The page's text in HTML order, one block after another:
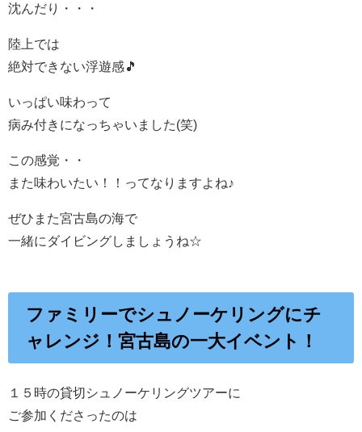
沈んだり・・・
陸上では
絶対できない浮遊感🎵
いっぱい味わって
病み付きになっちゃいました(笑)
この感覚・・
また味わいたい！！ってなりますよね♪
ぜひまた宮古島の海で
一緒にダイビングしましょうね☆
ファミリーでシュノーケリングにチ
ャレンジ！宮古島の一大イベント！
１５時の貸切シュノーケリングツアーに
ご参加くださったのは